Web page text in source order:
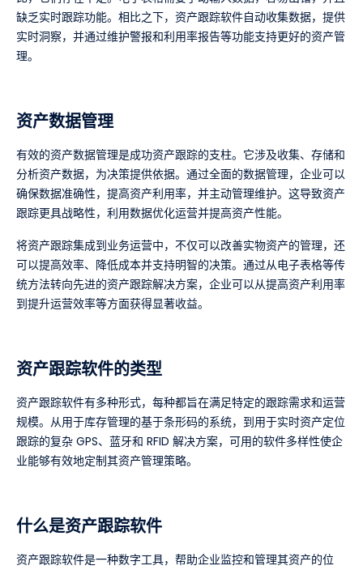
缺乏实时跟踪功能。相比之下，资产跟踪软件自动收集数据，提供
实时洞察，并通过维护警报和利用率报告等功能支持更好的资产管
理。
资产数据管理
有效的资产数据管理是成功资产跟踪的支柱。它涉及收集、存储和
分析资产数据，为决策提供依据。通过全面的数据管理，企业可以
确保数据准确性，提高资产利用率，并主动管理维护。这导致资产
跟踪更具战略性，利用数据优化运营并提高资产性能。
将资产跟踪集成到业务运营中，不仅可以改善实物资产的管理，还
可以提高效率、降低成本并支持明智的决策。通过从电子表格等传
统方法转向先进的资产跟踪解决方案，企业可以从提高资产利用率
到提升运营效率等方面获得显著收益。
资产跟踪软件的类型
资产跟踪软件有多种形式，每种都旨在满足特定的跟踪需求和运营
规模。从用于库存管理的基于条形码的系统，到用于实时资产定位
跟踪的复杂 GPS、蓝牙和 RFID 解决方案，可用的软件多样性使企
业能够有效地定制其资产管理策略。
什么是资产跟踪软件
资产跟踪软件是一种数字工具，帮助企业监控和管理其资产的位